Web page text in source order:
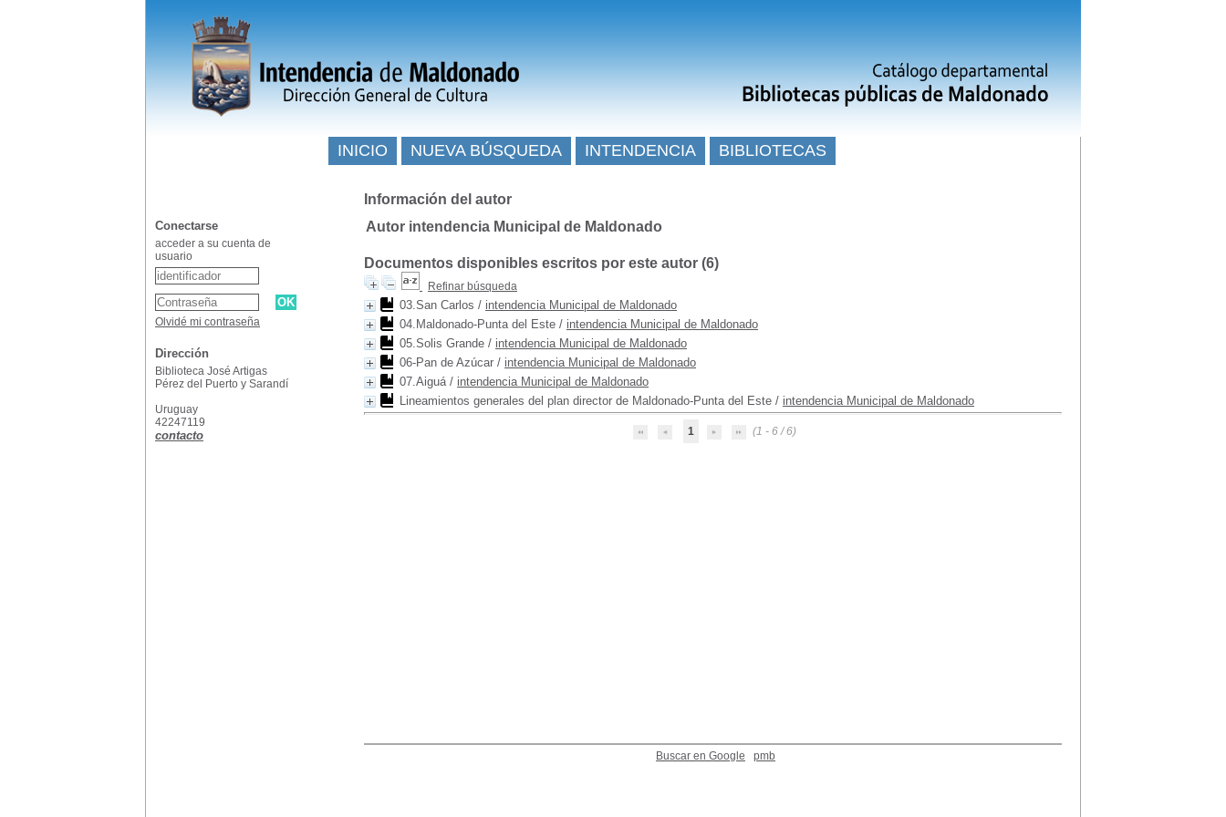
Información del autor
Autor intendencia Municipal de Maldonado
Documentos disponibles escritos por este autor (6)
Refinar búsqueda
03.San Carlos / intendencia Municipal de Maldonado
04.Maldonado-Punta del Este / intendencia Municipal de Maldonado
05.Solis Grande / intendencia Municipal de Maldonado
06-Pan de Azúcar / intendencia Municipal de Maldonado
07.Aiguá/ intendencia Municipal de Maldonado
Lineamientos generales del plan director de Maldonado-Punta del Este / intendencia Municipal de Maldonado
1 (1 - 6 / 6)
Buscar en Google pmb
INICIO NUEVA BÚSQUEDA INTENDENCIA BIBLIOTECAS
Conectarse
acceder a su cuenta de
usuario
Olvidé mi contraseña
Dirección
Biblioteca José Artigas
Pérez del Puerto y Sarandí
Uruguay
42247119
contacto